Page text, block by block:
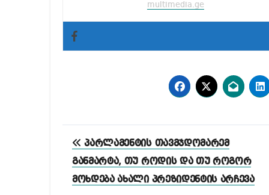
multimedia.ge
პოსტის
ნავიგაცია
პარლამენტის თავმჯდომარემ
განმარტა, თუ როდის და თუ როგორ
მოხდება ახალი პრეზიდენტის არჩევა